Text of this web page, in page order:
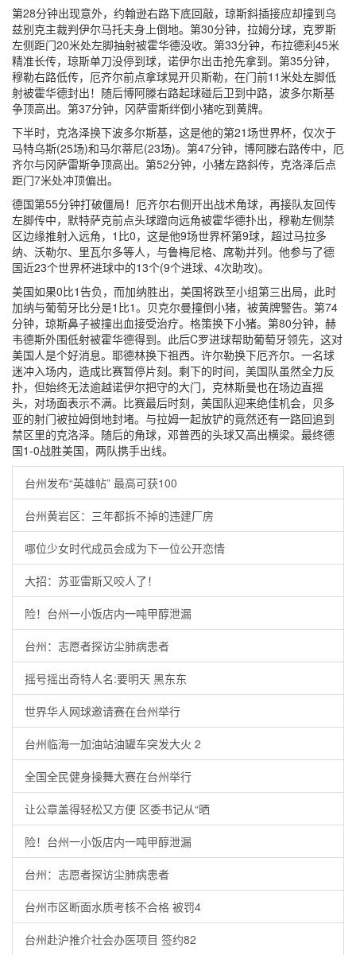
第28分钟出现意外，约翰逊右路下底回敲，琼斯斜插接应却撞到乌
兹别克主裁判伊尔马托夫身上倒地。第30分钟，拉姆分球，克罗斯
左侧距门20米处左脚抽射被霍华德没收。第33分钟，布拉德利45米
精准长传，琼斯单刀没停到球，诺伊尔出击抢先拿到。第35分钟，
穆勒右路低传，厄齐尔前点拿球晃开贝斯勒，在门前11米处左脚低
射被霍华德封出！随后博阿滕右路起球碰后卫到中路，波多尔斯基
争顶高出。第37分钟，冈萨雷斯绊倒小猪吃到黄牌。
下半时，克洛泽换下波多尔斯基，这是他的第21场世界杯，仅次于
马特乌斯(25场)和马尔蒂尼(23场)。第47分钟，博阿滕右路传中，厄
齐尔与冈萨雷斯争顶高出。第52分钟，小猪左路斜传，克洛泽后点
距门7米处冲顶偏出。
德国第55分钟打破僵局！厄齐尔右侧开出战术角球，再接队友回传
左脚传中，默特萨克前点头球蹭向远角被霍华德扑出，穆勒左侧禁
区边缘推射入远角，1比0，这是他9场世界杯第9球，超过马拉多
纳、沃勒尔、里瓦尔多等人，与鲁梅尼格、席勒并列。他参与了德
国近23个世界杯进球中的13个(9个进球、4次助攻)。
美国如果0比1告负，而加纳胜出，美国将跌至小组第三出局，此时
加纳与葡萄牙比分是1比1。贝克尔曼撞倒小猪，被黄牌警告。第74
分钟，琼斯鼻子被撞出血接受治疗。格策换下小猪。第80分钟，赫
韦德斯外围低射被霍华德得到。此后C罗进球帮助葡萄牙领先，这对
美国人是个好消息。耶德林换下祖西。许尔勒换下厄齐尔。一名球
迷冲入场内，造成比赛暂停片刻。剩下的时间，美国队虽然全力反
扑，但始终无法逾越诺伊尔把守的大门，克林斯曼也在场边直摇
头，对场面表示不满。比赛最后时刻，美国队迎来绝佳机会，贝多
亚的射门被拉姆倒地封堵。与拉姆一起放铲的竟然还有一路回追到
禁区里的克洛泽。随后的角球，邓普西的头球又高出横梁。最终德
国1-0战胜美国，两队携手出线。
台州发布“英雄帖” 最高可获100
台州黄岩区：三年都拆不掉的违建厂房
哪位少女时代成员会成为下一位公开恋情
大招：苏亚雷斯又咬人了！
险！台州一小饭店内一吨甲醇泄漏
台州：志愿者探访尘肺病患者
摇号摇出奇特人名:要明天 黑东东
世界华人网球邀请赛在台州举行
台州临海一加油站油罐车突发大火 2
全国全民健身操舞大赛在台州举行
让公章盖得轻松又方便 区委书记从“晒
险！台州一小饭店内一吨甲醇泄漏
台州：志愿者探访尘肺病患者
台州市区断面水质考核不合格 被罚4
台州赴沪推介社会办医项目 签约82